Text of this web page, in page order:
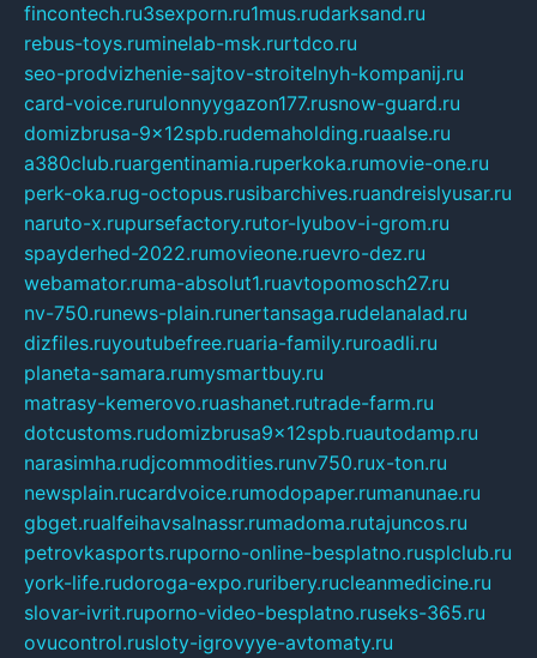
fincontech.ru3sexporn.ru1mus.rudarksand.ru
rebus-toys.ruminelab-msk.rurtdco.ru
seo-prodvizhenie-sajtov-stroitelnyh-kompanij.ru
card-voice.rurulonnyygazon177.rusnow-guard.ru
domizbrusa-9x12spb.rudemaholding.ruaalse.ru
a380club.ruargentinamia.ruperkoka.rumovie-one.ru
perk-oka.rug-octopus.rusibarchives.ruandreislyusar.ru
naruto-x.rupursefactory.rutor-lyubov-i-grom.ru
spayderhed-2022.rumovieone.ruevro-dez.ru
webamator.ruma-absolut1.ruavtopomosch27.ru
nv-750.runews-plain.runertansaga.rudelanalad.ru
dizfiles.ruyoutubefree.ruaria-family.ruroadli.ru
planeta-samara.rumysmartbuy.ru
matrasy-kemerovo.ruashanet.rutrade-farm.ru
dotcustoms.rudomizbrusa9x12spb.ruautodamp.ru
narasimha.rudjcommodities.runv750.rux-ton.ru
newsplain.rucardvoice.rumodopaper.rumanunae.ru
gbget.rualfeihavsalnassr.rumadoma.rutajuncos.ru
petrovkasports.ruporno-online-besplatno.rusplclub.ru
york-life.rudoroga-expo.ruribery.rucleanmedicine.ru
slovar-ivrit.ruporno-video-besplatno.ruseks-365.ru
ovucontrol.rusloty-igrovyye-avtomaty.ru